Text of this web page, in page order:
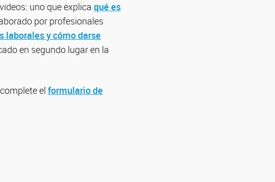
uno que explica qué es
por profesionales
laborales y cómo darse
en segundo lugar en la
el formulario de